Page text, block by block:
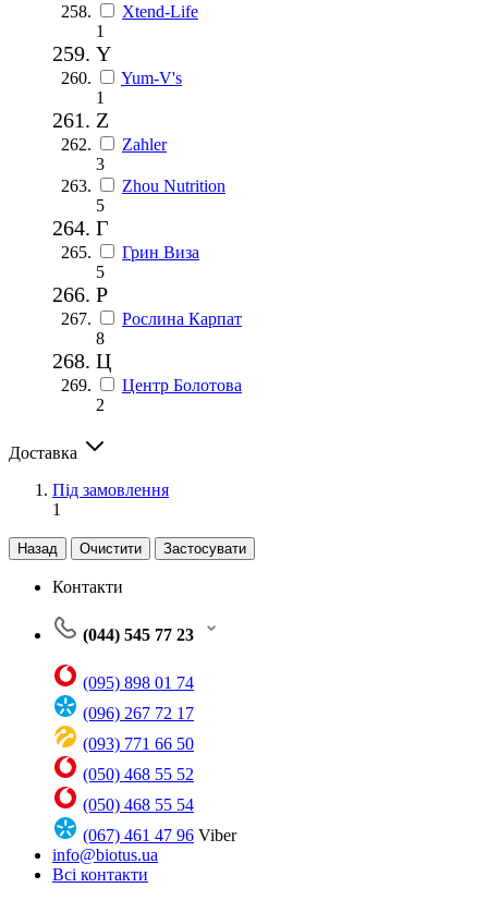
Xtend-Life
1
Y
Yum-V's
1
Z
Zahler
3
Zhou Nutrition
5
Г
Грин Виза
5
Р
Рослина Карпат
8
Ц
Центр Болотова
2
Доставка
Під замовлення
1
Назад Очистити Застосувати
Контакти
(044) 545 77 23
(095) 898 01 74
(096) 267 72 17
(093) 771 66 50
(050) 468 55 52
(050) 468 55 54
(067) 461 47 96 Viber
info@biotus.ua
Всі контакти